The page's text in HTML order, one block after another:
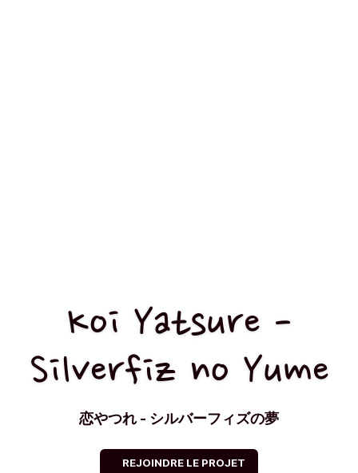
Koi Yatsure -
Silverfiz no Yume
恋やつれ - シルバーフィズの夢
REJOINDRE LE PROJET